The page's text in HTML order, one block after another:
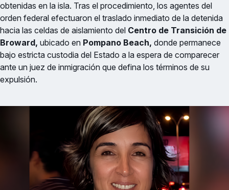
obtenidas en la isla. Tras el procedimiento, los agentes del
orden federal efectuaron el traslado inmediato de la detenida
hacia las celdas de aislamiento del Centro de Transición de
Broward, ubicado en Pompano Beach, donde permanece
bajo estricta custodia del Estado a la espera de comparecer
ante un juez de inmigración que defina los términos de su
expulsión.